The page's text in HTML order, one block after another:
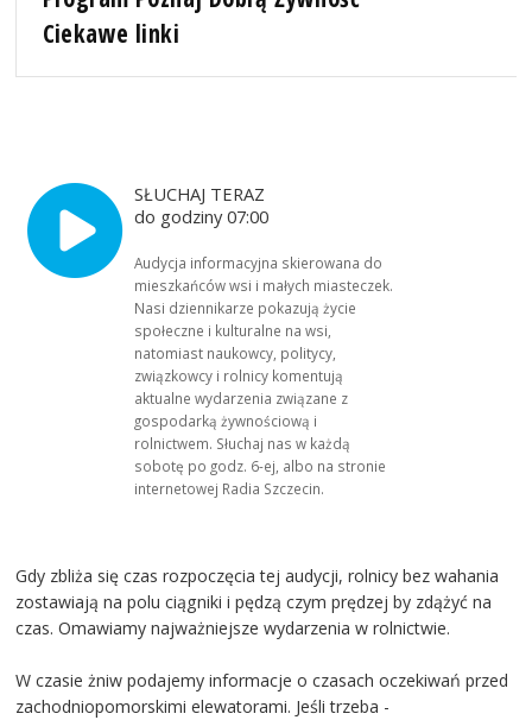
Ciekawe linki
SŁUCHAJ TERAZ
do godziny 07:00
Audycja informacyjna skierowana do
mieszkańców wsi i małych miasteczek.
Nasi dziennikarze pokazują życie
społeczne i kulturalne na wsi,
natomiast naukowcy, politycy,
związkowcy i rolnicy komentują
aktualne wydarzenia związane z
gospodarką żywnościową i
rolnictwem. Słuchaj nas w każdą
sobotę po godz. 6-ej, albo na stronie
internetowej Radia Szczecin.
Gdy zbliża się czas rozpoczęcia tej audycji, rolnicy bez wahania
zostawiają na polu ciągniki i pędzą czym prędzej by zdążyć na
czas. Omawiamy najważniejsze wydarzenia w rolnictwie.
W czasie żniw podajemy informacje o czasach oczekiwań przed
zachodniopomorskimi elewatorami. Jeśli trzeba -